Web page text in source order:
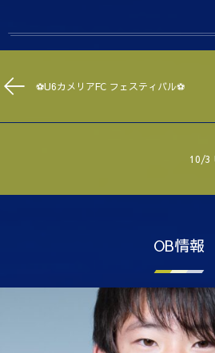
⚽️U6カメリアFC フェスティバル⚽️
10/3
OB情報